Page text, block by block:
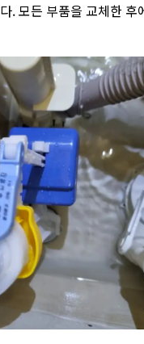
. 모든 부품을 교체한